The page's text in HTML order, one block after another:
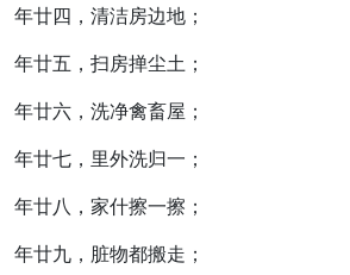
年廿四，清洁房边地；
年廿五，扫房掸尘土；
年廿六，洗净禽畜屋；
年廿七，里外洗归一；
年廿八，家什擦一擦；
年廿九，脏物都搬走；